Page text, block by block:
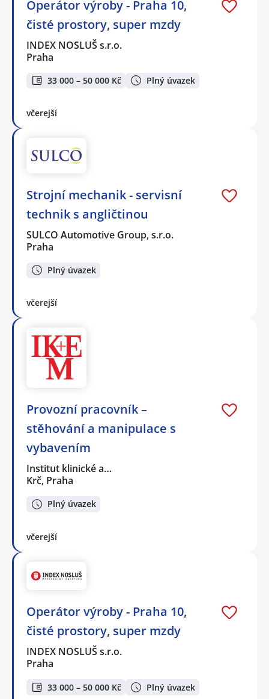
Operátor výroby - Praha 10,
čisté prostory, super mzdy
INDEX NOSLUŠ s.r.o.
Praha
33 000 – 50 000 Kč Plný úvazek
včerejší
Strojní mechanik - servisní
technik s angličtinou
SULCO Automotive Group, s.r.o.
Praha
Plný úvazek
včerejší
Provozní pracovník –
stěhování a manipulace s
vybavením
Institut klinické a…
Krč, Praha
Plný úvazek
včerejší
Operátor výroby - Praha 10,
čisté prostory, super mzdy
INDEX NOSLUŠ s.r.o.
Praha
33 000 – 50 000 Kč Plný úvazek